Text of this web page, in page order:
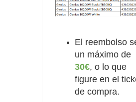
El reembolso
un máximo de
30€, o lo que
figure en el
de compra.